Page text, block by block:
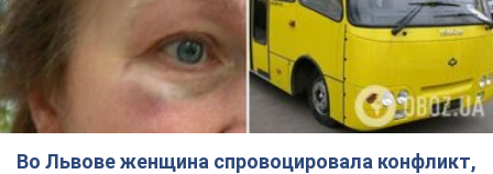
Во Львове женщина спровоцировала конфликт,